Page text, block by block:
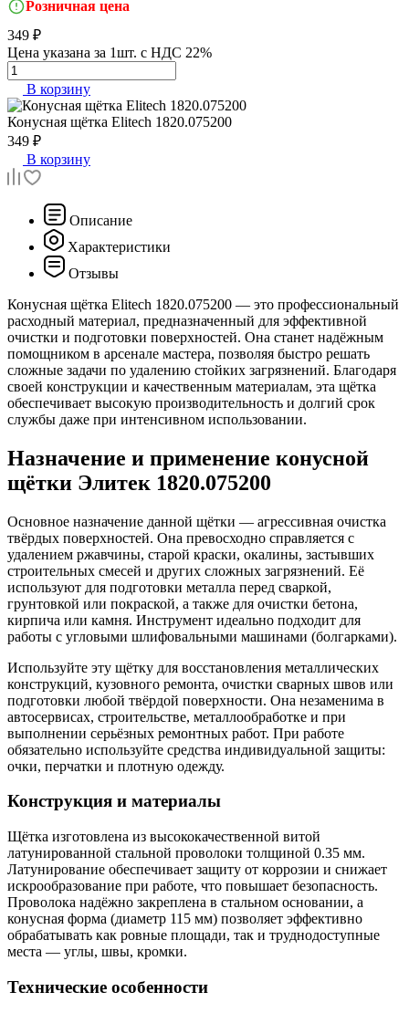
Розничная цена
349 ₽
Цена указана за 1шт. с НДС 22%
В корзину
Конусная щётка Elitech 1820.075200
349 ₽
В корзину
Описание
Характеристики
Отзывы
Конусная щётка Elitech 1820.075200 — это профессиональный
расходный материал, предназначенный для эффективной
очистки и подготовки поверхностей. Она станет надёжным
помощником в арсенале мастера, позволяя быстро решать
сложные задачи по удалению стойких загрязнений. Благодаря
своей конструкции и качественным материалам, эта щётка
обеспечивает высокую производительность и долгий срок
службы даже при интенсивном использовании.
Назначение и применение конусной
щётки Элитек 1820.075200
Основное назначение данной щётки — агрессивная очистка
твёрдых поверхностей. Она превосходно справляется с
удалением ржавчины, старой краски, окалины, застывших
строительных смесей и других сложных загрязнений. Её
используют для подготовки металла перед сваркой,
грунтовкой или покраской, а также для очистки бетона,
кирпича или камня. Инструмент идеально подходит для
работы с угловыми шлифовальными машинами (болгарками).
Используйте эту щётку для восстановления металлических
конструкций, кузовного ремонта, очистки сварных швов или
подготовки любой твёрдой поверхности. Она незаменима в
автосервисах, строительстве, металлообработке и при
выполнении серьёзных ремонтных работ. При работе
обязательно используйте средства индивидуальной защиты:
очки, перчатки и плотную одежду.
Конструкция и материалы
Щётка изготовлена из высококачественной витой
латунированной стальной проволоки толщиной 0.35 мм.
Латунирование обеспечивает защиту от коррозии и снижает
искрообразование при работе, что повышает безопасность.
Проволока надёжно закреплена в стальном основании, а
конусная форма (диаметр 115 мм) позволяет эффективно
обрабатывать как ровные площади, так и труднодоступные
места — углы, швы, кромки.
Технические особенности